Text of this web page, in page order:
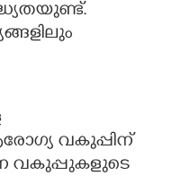
വകുപ്പിന്
വകുപ്പുകളുടെ